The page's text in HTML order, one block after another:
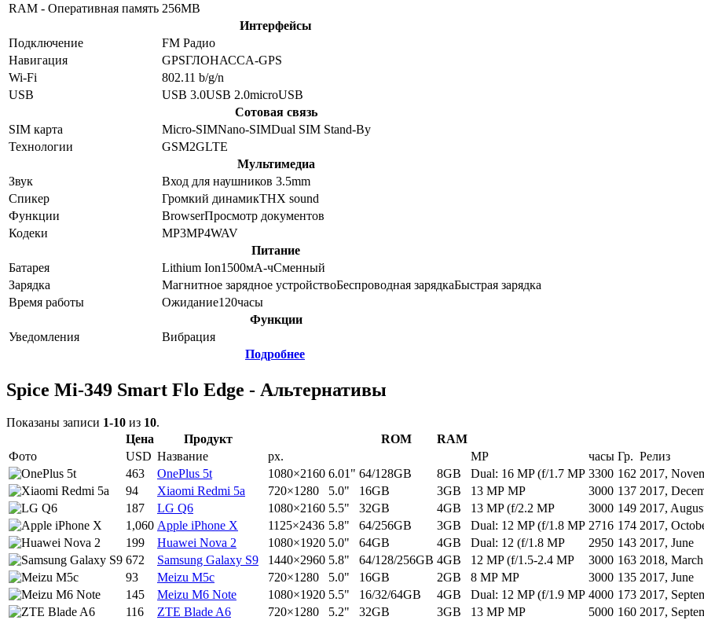
RAM - Оперативная память 256MB
Интерфейсы
Подключение
FM Радио
Навигация
GPSГЛОНАССA-GPS
Wi-Fi
802.11 b/g/n
USB
USB 3.0USB 2.0microUSB
Сотовая связь
SIM карта
Micro-SIMNano-SIMDual SIM Stand-By
Технологии
GSM2GLTE
Мультимедиа
Звук
Вход для наушников 3.5mm
Спикер
Громкий динамикTHX sound
Функции
BrowserПросмотр документов
Кодеки
MP3MP4WAV
Питание
Батарея
Lithium Ion1500мА-чСменный
Зарядка
Магнитное зарядное устройствоБеспроводная зарядкаБыстрая зарядка
Время работы
Ожидание120часы
Функции
Уведомления
Вибрация
Подробнее
Spice Mi-349 Smart Flo Edge - Альтернативы
Показаны записи 1-10 из 10.
Цена
Продукт ROM
RAM
Фото
USD Название px. MP часы Гр. Релиз
463 OnePlus 5t 1080×2160 6.01" 64/128GB 8GB Dual: 16 MP (f/1.7 MP 3300 162 2017,
94
Xiaomi Redmi 5a 720×1280 5.0" 16GB 3GB 13 MP MP 3000 137 2017,
187
LG Q6 1080×2160 5.5" 32GB 4GB 13 MP (f/2.2 MP 3000 149 2017,
1,060 Apple iPhone X 1125×2436 5.8" 64/256GB 3GB Dual: 12 MP (f/1.8 MP 2716 174 2017,
199
Huawei Nova 2 1080×1920 5.0" 64GB 4GB Dual: 12 (f/1.8 MP 2950 143 2017, June
672
Samsung Galaxy S9 1440×2960 5.8" 64/128/256GB 4GB 12 MP (f/1.5-2.4 MP 3000 163 2018, March
93
Meizu M5c 720×1280 5.0" 16GB 2GB 8 MP MP 3000 135 2017, June
145
Meizu M6 Note 1080×1920 5.5" 16/32/64GB 4GB Dual: 12 MP (f/1.9 MP 4000 173 2017,
116
ZTE Blade A6 720×1280 5.2" 32GB 3GB 13 MP MP 5000 160 2017,